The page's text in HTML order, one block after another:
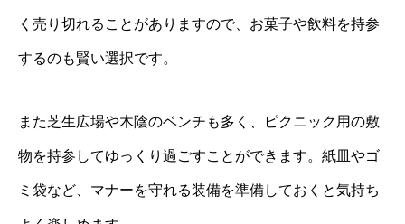
く売り切れることがありますので、お菓子や飲料を持参
するのも賢い選択です。
また芝生広場や木陰のベンチも多く、ピクニック用の敷
物を持参してゆっくり過ごすことができます。紙皿やゴ
ミ袋など、マナーを守れる装備を準備しておくと気持ち